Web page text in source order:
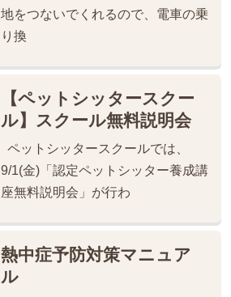
地をつないでくれるので、電車の乗
り換
【ペットシッタースクー
ル】スクール無料説明会
ペットシッタースクールでは、
9/1(金)「認定ペットシッター養成講
座無料説明会」が行わ
熱中症予防対策マニュア
ル